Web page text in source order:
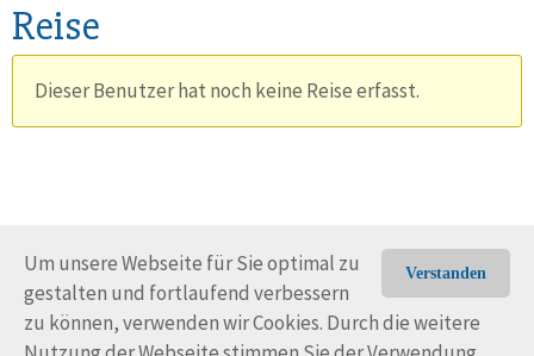
Verstanden
Um unsere Webseite für Sie optimal zu
gestalten und fortlaufend verbessern
zu können, verwenden wir Cookies. Durch die weitere
Reise
Dieser Benutzer hat noch keine Reise erfasst.
© Trans-Ocean e.V. 2010-2026 Impressum
Nutzungsbedingungen
Rechtliche Hinweise